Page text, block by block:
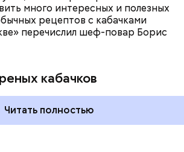
много интересных и полезных
рецептов с кабачками
перечислил шеф-повар Борис
кабачков
Читать полностью
кости, зубы, волосы и
омолаживающее действие;
Алексей Калинчев рассказал,
блюд, где используют